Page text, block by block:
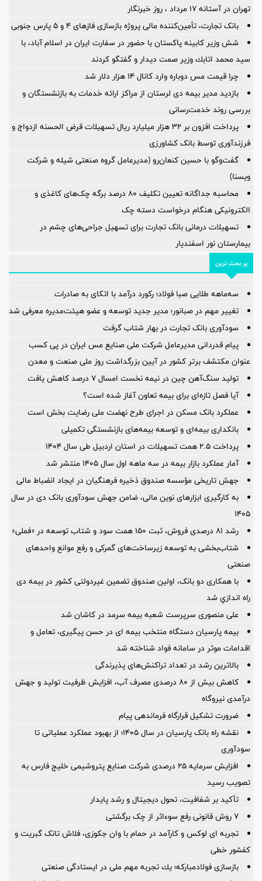
تهران در آستانه 17 مرداد ، روز خبرنگار
بانک تجارت، تأمین‌کننده مالی پروژه بازسازی فازهای ۴ و ۵ پارس جنوبی
شش وزیر کابینه پاکستان با حضور در سفارت ایران در اسلام آباد، با
سيد محمد اتابك وزير صمت ديدار و گفتگو كردند
چرا قیمت مس دوباره وارد کانال ۱۴ هزار دلار شد
بازدید مدیر بیمه دی لرستان از مراکز ارائه خدمات به بازنشستگان و
بررسی روند خدمت‌رسانی
پرداخت افزون بر 32 هزار میلیارد ریال تسهیلات قرض الحسنه ازدواج و
فرزندآوری توسط بانک کشاورزی
گفت‌وگو با حسین كنعان‌رو (مدیرعامل گروه صنعتی شیله و شركت
ویسنا)
محاسبه جداگانه تعیین تکلیف 80 درصد برگه چک‌های کاغذی و
الکترونیکی هنگام درخواست دسته چک
تسهیلات درمانی بانک تجارت برای تسهیل جراحی‌های چشم در
بیمارستان نور اسفندیار
پر بحث ترین
سه‌ماهه طلایی صبا فولاد؛ رکورد درآمد با اتکای به صادرات
تغییر مهم در صبانور؛ مدیر جدید توسعه و عضو هیئت‌مدیره معرفی شد
سودآوری بانک تجارت در بهار شتاب گرفت
پیام قدردانی مدیرعامل شرکت ملی صنایع مس ایران در پی کسب
عنوان مکتشف برتر کشور در آیین بزرگداشت روز ملی صنعت و معدن
تولید سنگ‌آهن چین در نیمه نخست امسال ۷ درصد کاهش یافت
آیا فصل تازه‌ای برای بیمه تعاون آغاز شده است؟
عملکرد بانک مسکن در اجرای طرح نهضت ملی رضایت بخش است
بانکداری بیمه‌ای و توسعه بیمه‌های بازنشستگی تکمیلی
پرداخت ۲.۵ همت تسهیلات در استان اردبیل طی سال ۱۴۰۴
آمار عملكرد بازار بیمه در سه ماهه اول سال 1405 منتشر شد
جهش تاریخی مؤسسه صندوق ذخیره فرهنگیان در ایجاد انضباط مالی
به کارگیری ابزارهای نوین مالی، ضامن جهش سودآوری بانک دی در سال
۱۴۰۵
رشد ۸۱ درصدی فروش، ثبت ۱۵۰ همت سود و شتاب توسعه در «فملی»
شتاب‌بخشی به توسعه زیرساخت‌های گمركی و رفع موانع واحدهای
صنعتی
با همکاری دو بانک، اولین صندوق تضمین غیردولتی کشور در بیمه دی
راه اندازي شد
علی منصوری سرپرست شعبه بیمه سرمد در کاشان شد
بیمه پارسیان دستگاه منتخب بیمه ای در حسن پیگیری، تعامل و
اقدامات موثر در سامانه فواد شناخته شد
بالاترین رشد در تعداد تراکنش‌های پذیرندگی
کاهش بیش از ۸۰ درصدی مصرف آب، افزایش ظرفیت تولید و جهش
درآمدی نیروگاه
ضرورت تشكیل قرارگاه فرماندهی پیام
نقشه راه بانک پارسیان در سال ۱۴۰۵؛ از بهبود عملکرد عملیاتی تا
سودآوری
افزایش سرمایه ۲۵ درصدی شرکت صنایع پتروشیمی خلیج فارس به
تصویب رسید
تأکید بر شفافیت، تحول دیجیتال و رشد پایدار
۷ روش قانونی رفع سوء‌اثر از چک برگشتی
تجربه ای لوکس و کارآمد در حمام با وان جکوزی، فلاش تانک گبریت و
کفشور خطی
بازسازی فولادمباركه؛ یك تجربه مهم ملی در ایستادگی صنعتی